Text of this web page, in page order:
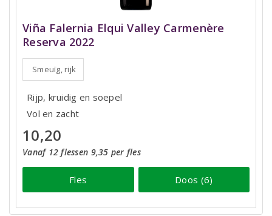
Viña Falernia Elqui Valley Carmenère
Reserva 2022
Smeuïg, rijk
Rijp, kruidig en soepel
Vol en zacht
10,20
Vanaf 12 flessen 9,35 per fles
Fles Doos (6)